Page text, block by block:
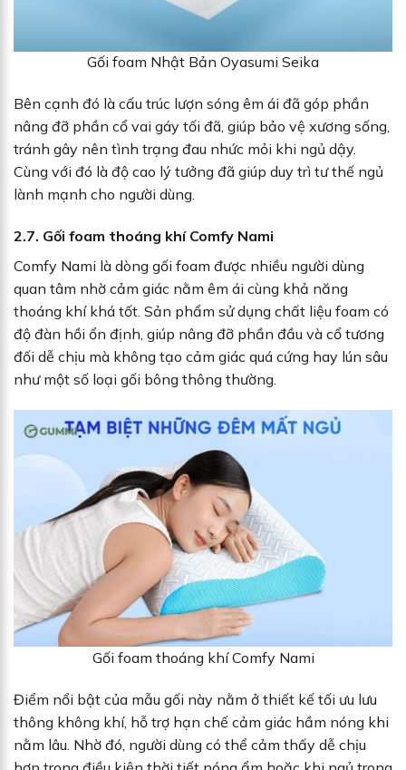
Gối foam Nhật Bản Oyasumi Seika
Bên cạnh đó là cấu trúc lượn sóng êm ái đã góp phần
nâng đỡ phần cổ vai gáy tối đã, giúp bảo vệ xương sống,
tránh gây nên tình trạng đau nhức mỏi khi ngủ dậy.
Cùng với đó là độ cao lý tưởng đã giúp duy trì tư thế ngủ
lành mạnh cho người dùng.
2.7. Gối foam thoáng khí Comfy Nami
Comfy Nami là dòng gối foam được nhiều người dùng
quan tâm nhờ cảm giác nằm êm ái cùng khả năng
thoáng khí khá tốt. Sản phẩm sử dụng chất liệu foam có
độ đàn hồi ổn định, giúp nâng đỡ phần đầu và cổ tương
đối dễ chịu mà không tạo cảm giác quá cứng hay lún sâu
như một số loại gối bông thông thường.
Gối foam thoáng khí Comfy Nami
Điểm nổi bật của mẫu gối này nằm ở thiết kế tối ưu lưu
thông không khí, hỗ trợ hạn chế cảm giác hầm nóng khi
nằm lâu. Nhờ đó, người dùng có thể cảm thấy dễ chịu